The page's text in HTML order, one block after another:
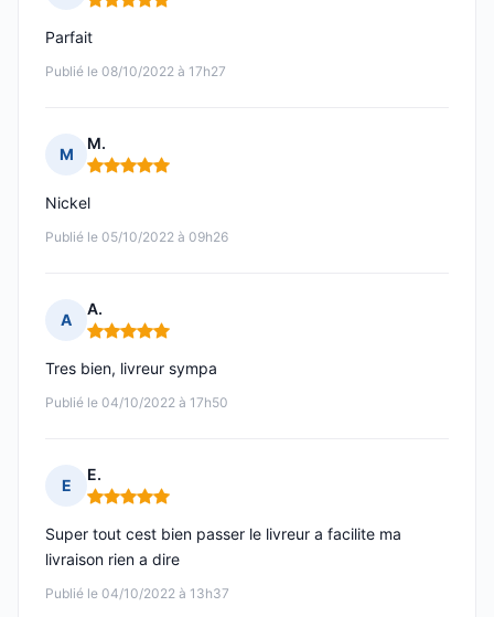
Note : 5 sur 5
Publié le 08/10/2022 à 17h27
Parfait
M
M.
Note : 5 sur 5
Publié le 05/10/2022 à 09h26
Nickel
A
A.
Note : 5 sur 5
Publié le 04/10/2022 à 17h50
Tres bien, livreur sympa
E
E.
Note : 5 sur 5
Publié le 04/10/2022 à 13h37
Super tout cest bien passer le livreur a facilite ma
livraison rien a dire